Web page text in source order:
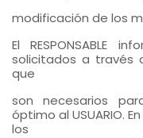
modificación de los
El
solicitados a través
que
son necesarios
óptimo al USUARIO.
los